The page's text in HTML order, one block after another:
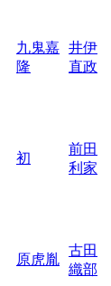
九鬼嘉
隆
井伊
直政
初
前田
利家
原虎胤
古田
織部